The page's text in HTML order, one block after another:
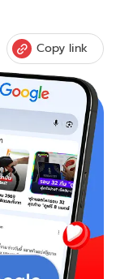
Copy link